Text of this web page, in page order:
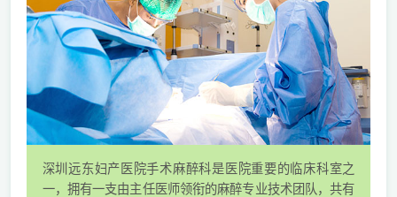
深圳远东妇产医院手术麻醉科是医院重要的临床科室之
一，拥有一支由主任医师领衔的麻醉专业技术团队，共有